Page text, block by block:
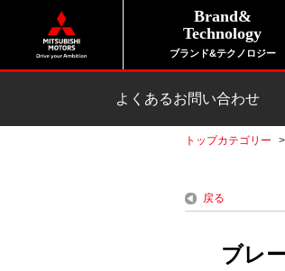
Brand&
Technology
ブランド&テクノロジー
よくあるお問い合わせ
トップカテゴリー >
戻る
ブレ